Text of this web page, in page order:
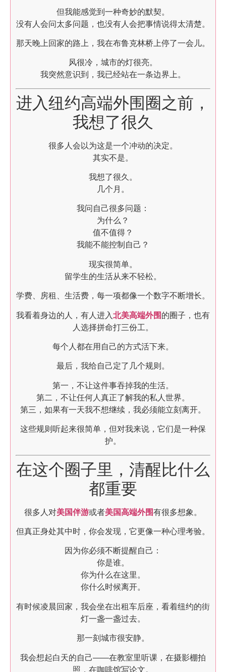
但我能感觉到一种奇妙的默契。
没有人会问太多问题，也没有人会把事情说得太清楚。
那天晚上回家的路上，我在布鲁克林桥上停了一会儿。
风很冷，城市的灯很亮。
我突然意识到，我已经站在一条边界上。
进入纽约高端外围圈之前，
我想了很久
很多人会以为这是一个冲动的决定。
其实不是。
我想了很久。
几个月。
我问自己很多问题：
为什么？
值不值得？
我能不能控制自己？
现实很简单。
留学生的生活从来不轻松。
学费、房租、生活费，每一项都像一个数字不断增长。
我看着身边的人，有人进入北美高端外围 的圈子，也有
人选择拼命打三份工。
每个人都在用自己的方式活下来。
最后，我给自己定了几个规则。
第一，不让这件事吞掉我的生活。
第二，不让任何人真正了解我的私人世界。
第三，如果有一天我不想继续，我必须能立刻离开。
这些规则听起来很简单，但对我来说，它们是一种保
护。
在这个圈子里，清醒比什么
都重要
很多人对美国伴游或者美国高端外围有很多想象。
但真正身处其中时，你会发现，它更像一种心理考验。
因为你必须不断提醒自己：
你是谁。
你为什么在这里。
你什么时候离开。
有时候凌晨回家，我会坐在出租车后座，看着纽约的街
灯一盏一盏过去。
那一刻城市很安静。
我会想起白天的自己——在教室里听课，在摄影棚拍
照，在咖啡馆写论文。